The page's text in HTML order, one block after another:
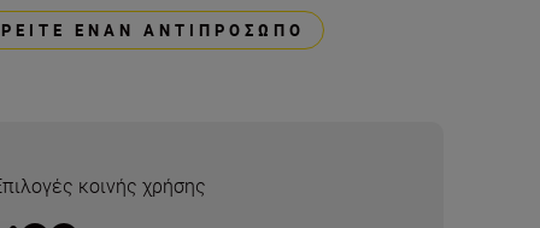
ΈΝΑΝ ΑΝΤΙΠΡΌΣΩΠΟ
κοινής χρήσης